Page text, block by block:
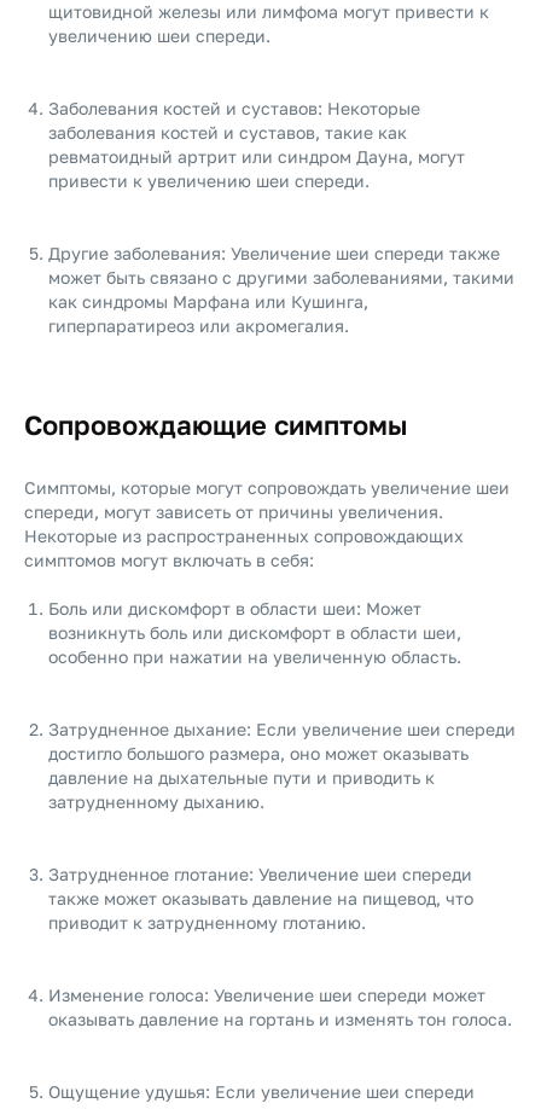
щитовидной железы или лимфома могут привести к
увеличению шеи спереди.
Заболевания костей и суставов: Некоторые
заболевания костей и суставов, такие как
ревматоидный артрит или синдром Дауна, могут
привести к увеличению шеи спереди.
Другие заболевания: Увеличение шеи спереди также
может быть связано с другими заболеваниями, такими
как синдромы Марфана или Кушинга,
гиперпаратиреоз или акромегалия.
Сопровождающие симптомы
Симптомы, которые могут сопровождать увеличение шеи
спереди, могут зависеть от причины увеличения.
Некоторые из распространенных сопровождающих
симптомов могут включать в себя:
Боль или дискомфорт в области шеи: Может
возникнуть боль или дискомфорт в области шеи,
особенно при нажатии на увеличенную область.
Затрудненное дыхание: Если увеличение шеи спереди
достигло большого размера, оно может оказывать
давление на дыхательные пути и приводить к
затрудненному дыханию.
Затрудненное глотание: Увеличение шеи спереди
также может оказывать давление на пищевод, что
приводит к затрудненному глотанию.
Изменение голоса: Увеличение шеи спереди может
оказывать давление на гортань и изменять тон голоса.
Ощущение удушья: Если увеличение шеи спереди